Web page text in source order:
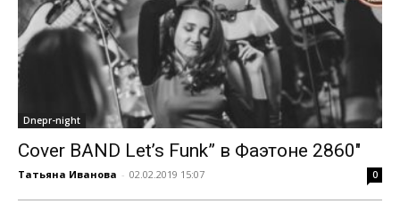
Dnepr-night
Cover BAND Let’s Funk” в Фаэтоне 2860″
Татьяна Иванова - 02.02.2019 15:07 0